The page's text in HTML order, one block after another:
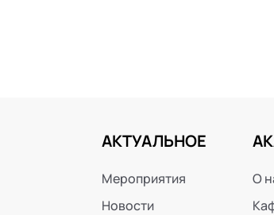
АКТУАЛЬНОЕ
Мероприятия
Новости
О